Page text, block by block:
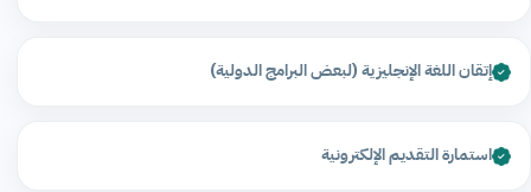
إتقان اللغة الإنجليزية (لبعض البرامج الدولية)
استمارة التقديم الإلكترونية